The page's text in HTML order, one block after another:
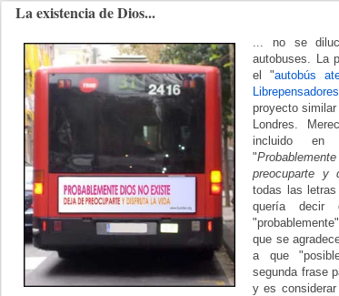
La existencia de Dios...
... no se
autobuses. La
el "autobús
Librepensadores
proyecto
Londres.
incluido en
"
preocuparte y
todas las
quería decir
que se
a que
segunda frase
y es